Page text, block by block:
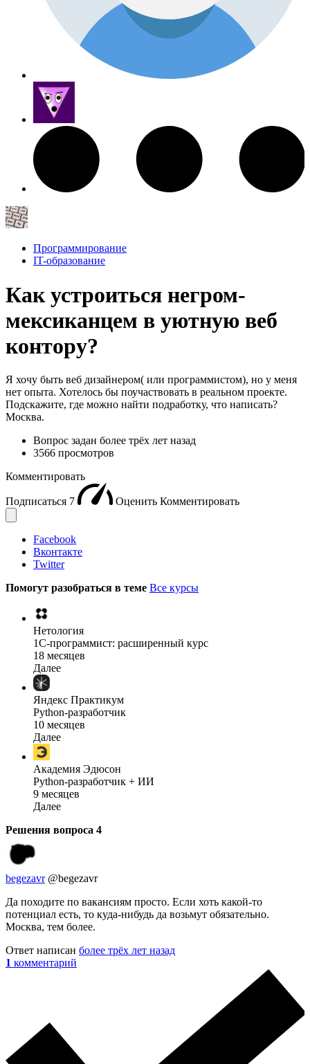
Программирование
IT-образование
Как устроиться негром-
мексиканцем в уютную веб
контору?
Я хочу быть веб дизайнером( или программистом), но у меня
нет опыта. Хотелось бы поучаствовать в реальном проекте.
Подскажите, где можно найти подработку, что написать?
Москва.
Вопрос задан более трёх лет назад
3566 просмотров
Комментировать
Подписаться 7 Оценить Комментировать
Facebook
Вконтакте
Twitter
Помогут разобраться в теме Все курсы
Нетология
1C-программист: расширенный курс
18 месяцев
Далее
Яндекс Практикум
Python-разработчик
10 месяцев
Далее
Академия Эдюсон
Python-разработчик + ИИ
9 месяцев
Далее
Решения вопроса 4
begezavr @begezavr
Да походите по вакансиям просто. Если хоть какой-то
потенциал есть, то куда-нибудь да возьмут обязательно.
Москва, тем более.
Ответ написан более трёх лет назад
1 комментарий